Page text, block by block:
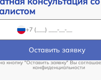
Оставить заявку
кнопку "Оставить заявку" Вы
конфиденциальности